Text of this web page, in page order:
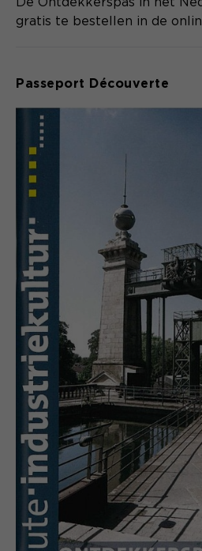
De Ontdekkerspas in het
gratis te bestellen in de
Passeport Découverte